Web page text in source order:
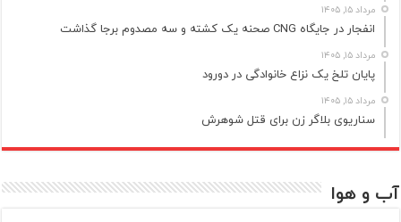
مرداد ۱۵, ۱۴۰۵
انفجار در جایگاه CNG صحنه یک کشته و سه مصدوم برجا گذاشت
مرداد ۱۵, ۱۴۰۵
پایان تلخ یک نزاع خانوادگی در دورود
مرداد ۱۵, ۱۴۰۵
سناریوی بلاگر زن برای قتل شوهرش
آب و هوا